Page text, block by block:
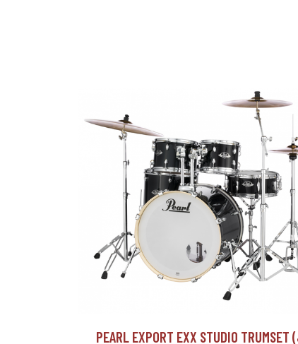
PEARL EXPORT EXX STUDIO TRUMSET